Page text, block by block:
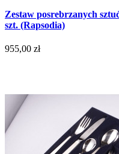
Zestaw posrebrzanych
szt. (Rapsodia)
955,00 zł